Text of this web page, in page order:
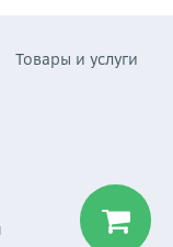
Товары и услуги